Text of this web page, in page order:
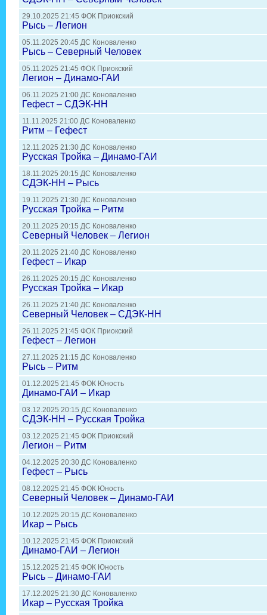
29.10.2025 21:45 ФОК Приокский
Рысь – Легион
05.11.2025 20:45 ДС Коноваленко
Рысь – Северный Человек
05.11.2025 21:45 ФОК Приокский
Легион – Динамо-ГАИ
06.11.2025 21:00 ДС Коноваленко
Гефест – СДЭК-НН
11.11.2025 21:00 ДС Коноваленко
Ритм – Гефест
12.11.2025 21:30 ДС Коноваленко
Русская Тройка – Динамо-ГАИ
18.11.2025 20:15 ДС Коноваленко
СДЭК-НН – Рысь
19.11.2025 21:30 ДС Коноваленко
Русская Тройка – Ритм
20.11.2025 20:15 ДС Коноваленко
Северный Человек – Легион
20.11.2025 21:40 ДС Коноваленко
Гефест – Икар
26.11.2025 20:15 ДС Коноваленко
Русская Тройка – Икар
26.11.2025 21:40 ДС Коноваленко
Северный Человек – СДЭК-НН
26.11.2025 21:45 ФОК Приокский
Гефест – Легион
27.11.2025 21:15 ДС Коноваленко
Рысь – Ритм
01.12.2025 21:45 ФОК Юность
Динамо-ГАИ – Икар
03.12.2025 20:15 ДС Коноваленко
СДЭК-НН – Русская Тройка
03.12.2025 21:45 ФОК Приокский
Легион – Ритм
04.12.2025 20:30 ДС Коноваленко
Гефест – Рысь
08.12.2025 21:45 ФОК Юность
Северный Человек – Динамо-ГАИ
10.12.2025 20:15 ДС Коноваленко
Икар – Рысь
10.12.2025 21:45 ФОК Приокский
Динамо-ГАИ – Легион
15.12.2025 21:45 ФОК Юность
Рысь – Динамо-ГАИ
17.12.2025 21:30 ДС Коноваленко
Икар – Русская Тройка